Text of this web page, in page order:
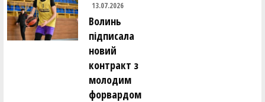
13.07.2026
Волинь
підписала
новий
контракт з
молодим
форвардом